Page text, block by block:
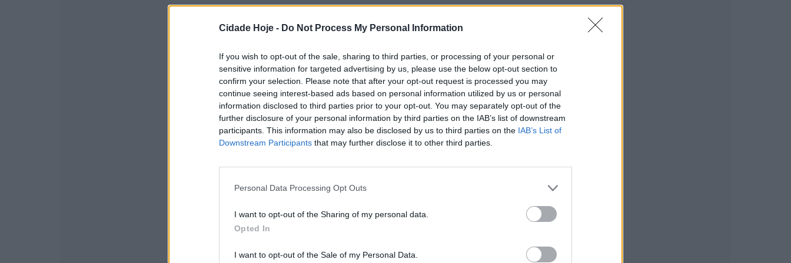
Cidade Hoje - Do Not Process My Personal Information
If you wish to opt-out of the sale, sharing to third parties, or processing of your personal or
sensitive information for targeted advertising by us, please use the below opt-out section to
confirm your selection. Please note that after your opt-out request is processed you may
continue seeing interest-based ads based on personal information utilized by us or personal
information disclosed to third parties prior to your opt-out. You may separately opt-out of the
further disclosure of your personal information by third parties on the IAB’s list of downstream
participants. This information may also be disclosed by us to third parties on the IAB’s List of
Downstream Participants that may further disclose it to other third parties.
Personal Data Processing Opt Outs
I want to opt-out of the Sharing of my personal data.
Opted In
I want to opt-out of the Sale of my Personal Data.